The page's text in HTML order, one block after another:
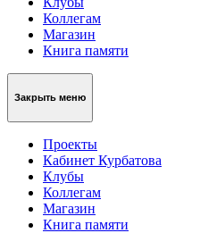
Коллегам
Магазин
Книга памяти
Закрыть меню
Проекты
Кабинет Курбатова
Клубы
Коллегам
Магазин
Книга памяти